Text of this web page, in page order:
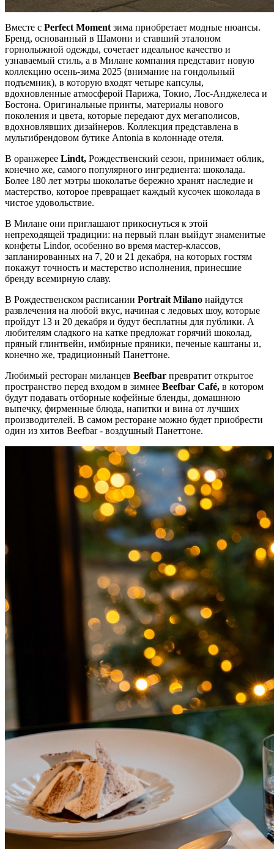
Вместе с Perfect Momentзима приобретает модные нюансы.
Бренд, основанный в Шамони и ставший эталоном
горнолыжной одежды, сочетает идеальное качество и
узнаваемый стиль, а в Милане компания представит новую
коллекцию осень-зима 2025 (внимание на гондольный
подъемник), в которую входят четыре капсулы,
вдохновленные атмосферой Парижа, Токио, Лос-Анджелеса и
Бостона. Оригинальные принты, материалы нового
поколения и цвета, которые передают дух мегаполисов,
вдохновлявших дизайнеров. Коллекция представлена в
мультибрендовом бутике Antonia в колоннаде отеля.
В оранжерее Lindt, Рождественский сезон, принимает облик,
конечно же, самого популярного ингредиента: шоколада.
Более 180 лет мэтры шоколатье бережно хранят наследие и
мастерство, которое превращает каждый кусочек шоколада в
чистое удовольствие.
В Милане они приглашают прикоснуться к этой
непреходящей традиции: на первый план выйдут знаменитые
конфеты Lindor, особенно во время мастер-классов,
запланированных на 7, 20 и 21 декабря, на которых гостям
покажут точность и мастерство исполнения, принесшие
бренду всемирную славу.
В Рождественском расписании Portrait Milano найдутся
развлечения на любой вкус, начиная с ледовых шоу, которые
пройдут 13 и 20 декабря и будут бесплатны для публики. А
любителям сладкого на катке предложат горячий шоколад,
пряный глинтвейн, имбирные пряники, печеные каштаны и,
конечно же, традиционный Панеттоне.
Любимый ресторан миланцев Beefbar превратит открытое
пространство перед входом в зимнее Beefbar Café, в котором
будут подавать отборные кофейные бленды, домашнюю
выпечку, фирменные блюда, напитки и вина от лучших
производителей. В самом ресторане можно будет приобрести
один из хитов Beefbar - воздушный Панеттоне.